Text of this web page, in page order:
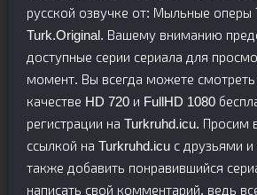
русской озвучке от: Мыльные оперы
Turk.Original. Вашему вниманию
доступные серии сериала для
момент. Вы всегда можете
качестве HD 720 и FullHD 1080
регистрации на Turkruhd.icu. Просим
ссылкой на Turkruhd.icu с друзьями
также добавить понравившийся
написать свой комментарий, ведь